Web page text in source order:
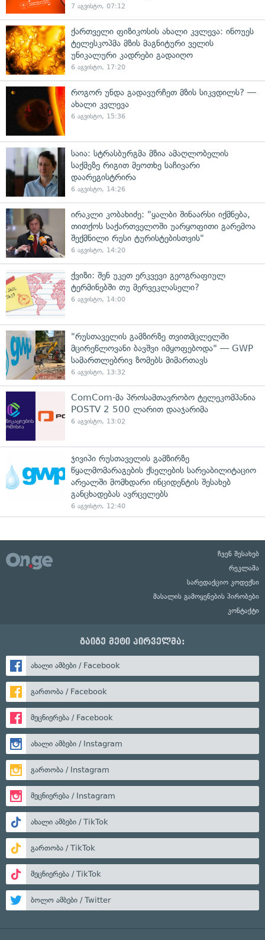
7 აგვისტო, 07:12
ქართველი ფიზიკოსის ახალი კვლევა: ინოუეს
ტელესკოპმა მზის მაგნიტური ველის
უნიკალური კადრები გადაიღო
6 აგვისტო, 17:20
როგორ უნდა გადავურჩეთ მზის სიკვდილს? —
ახალი კვლევა
6 აგვისტო, 15:36
საია: სტრასბურგმა მზია ამაღლობელის
საქმეზე რიგით მეოთხე საჩივარი
დაარეგისტრირა
6 აგვისტო, 14:26
ირაკლი კობახიძე: "ყალბი შინაარსი იქმნება,
თითქოს საქართველოში უარყოფითი გარემოა
შექმნილი რუსი ტურისტებისთვის"
6 აგვისტო, 14:20
ქვიზი: შენ უკეთ ერკვევი გეოგრაფიულ
ტერმინებში თუ მერვეკლასელი?
6 აგვისტო, 14:00
"რუსთაველის გამზირზე თვითმცლელში
მცირეწლოვანი ბავშვი იმყოფებოდა" — GWP
სამართლებრივ ზომებს მიმართავს
6 აგვისტო, 13:32
ComCom-მა პროსამთავრობო ტელეკომპანია
POSTV 2 500 ლარით დააჯარიმა
6 აგვისტო, 13:02
ჯივიპი რუსთაველის გამზირზე
წყალმომარაგების ქსელების სარეაბილიტაციო
არეალში მომხდარი ინციდენტის შესახებ
განცხადებას ავრცელებს
6 აგვისტო, 12:40
ჩვენ შესახებ
რეკლამა
სარედაქციო კოდექსი
მასალის გამოყენების პირობები
კონტაქტი
გაიგე მეტი პირველმა:
ახალი ამბები / Facebook
გართობა / Facebook
მეცნიერება / Facebook
ახალი ამბები / Instagram
გართობა / Instagram
მეცნიერება / Instagram
ახალი ამბები / TikTok
გართობა / TikTok
მეცნიერება / TikTok
ბოლო ამბები / Twitter